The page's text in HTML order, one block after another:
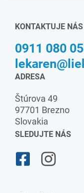
KONTAKTUJE NÁS
0911 080
ADRESA
Štúrova 49
97701 Brezno
Slovakia
SLEDUJTE NÁS